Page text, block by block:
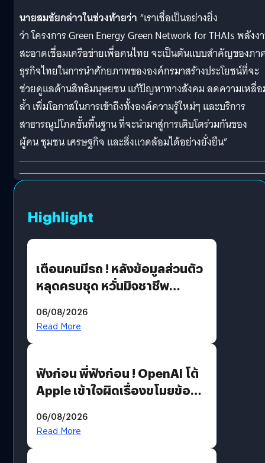
นายสมชัยกล่าวในช่วงท้ายว่า “เราเชื่อเป็นอย่างยิ่ง
ว่า โครงการ Green Energy Green Network for THAIs พลังง
สะอาดเชื่อมเครือข่ายเพื่อคนไทย จะเป็นต้นแบบสำคัญของภา
ธุรกิจไทยในการนำศักยภาพขององค์กรมาสร้างประโยชน์ที่จะ
ช่วยดูแลด้านสิทธิมนุษยชน แก้ปัญหาทางสังคม ลดความเหลื่
ล้ำ เพิ่มโอกาสในการเข้าถึงทั้งองค์ความรู้ใหม่ๆ และบริการ
สาธารณูปโภคขั้นพื้นฐาน ที่จะนำมาสู่การเติบโตร่วมกันของ
ผู้คน ชุมชน เศรษฐกิจ และสิ่งแวดล้อมได้อย่างยั่งยืน”
Highlight
เตือนคนมีรถ ! หลังข้อมูลส่วนตัว
หลุดครบชุด หวั่นมิจชาชีพ
รหัสผ่านหลุด ไม่ใช่แฮ็กเกอร์
06/08/2026
Read More
ฟังก่อน พี่ฟังก่อน ! OpenAI โต้
Apple เข้าใจผิดเรื่องขโมยข้อมูล
06/08/2026
Read More